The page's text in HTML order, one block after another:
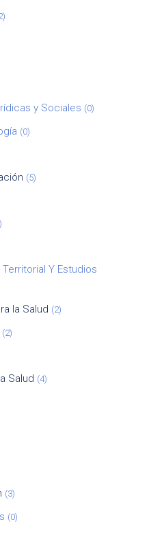
y Sociales (0)
(0)
(5)
Y Estudios
la Salud (2)
(2)
Salud (4)
(3)
(0)